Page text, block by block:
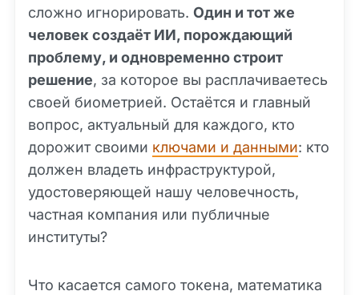
сложно игнорировать. Один и тот же
человек создаёт ИИ, порождающий
проблему, и одновременно строит
решение, за которое вы расплачиваетесь
своей биометрией. Остаётся и главный
вопрос, актуальный для каждого, кто
дорожит своими ключами и данными: кто
должен владеть инфраструктурой,
удостоверяющей нашу человечность,
частная компания или публичные
институты?
Что касается самого токена, математика